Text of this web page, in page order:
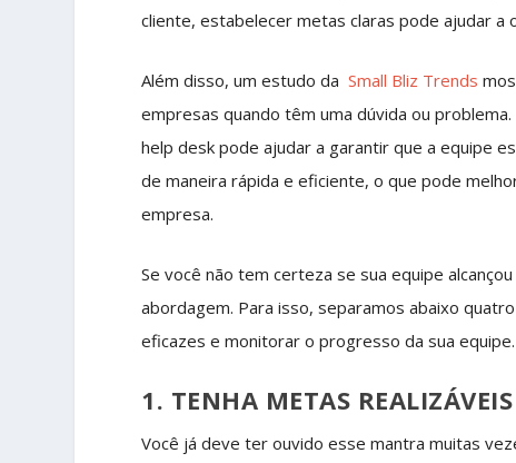
cliente, estabelecer metas claras pode ajudar a
Além disso, um estudo daSmall Bliz Trends
empresas quando têm uma dúvida ou
help desk pode ajudar a garantir que a equipe
de maneira rápida e eficiente, o que pode
empresa.
Se você não tem certeza se sua equipe
abordagem. Para isso, separamos abaixo
eficazes e monitorar o progresso da sua equipe.
1. TENHA METAS REALIZÁVEIS
Você já deve ter ouvido esse mantra muitas